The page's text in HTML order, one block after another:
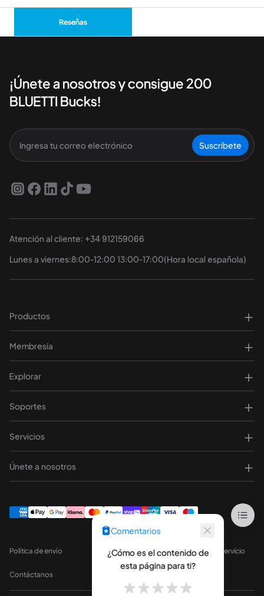
Reseñas
¡Únete a nosotros y consigue 200
BLUETTI Bucks!
Suscríbete
Atención al cliente: +34 912159066
Lunes a viernes:8:00-12:00 13:00-17:00(Hora local española)
Productos
Membresía
Explorar
Soportes
Servicios
Únete a nosotros
Política de envío Política de privacid Términos de servicio
Contáctanos
Comentarios
¿Cómo es el contenido de
esta página para ti?
¿Cómo
contenido